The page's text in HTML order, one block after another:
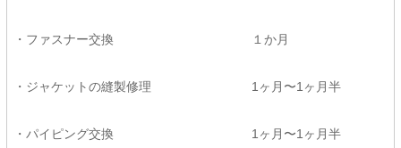
・ファスナー交換 １か月
・ジャケットの縫製修理 1ヶ月〜1ヶ月半
・パイピング交換 1ヶ月〜1ヶ月半